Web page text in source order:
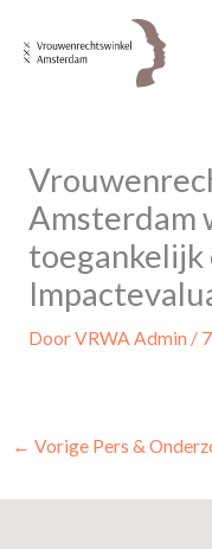
naar
Amsterdam
toegankelijk
DoorVRWA Admin /
← Vorige Pers &